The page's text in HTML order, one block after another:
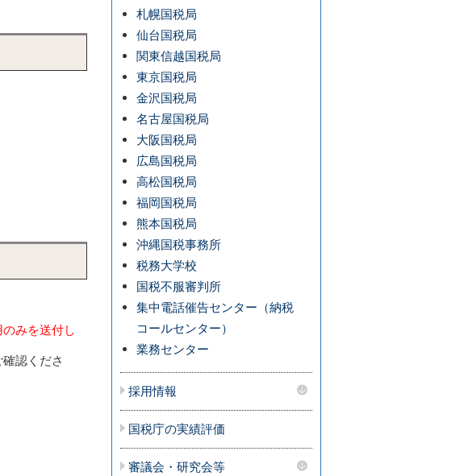
みを送付し
確認くださ
札幌国税局
仙台国税局
関東信越国税局
東京国税局
金沢国税局
名古屋国税局
大阪国税局
広島国税局
高松国税局
福岡国税局
熊本国税局
沖縄国税事務所
税務大学校
国税不服審判所
集中電話催告センター（納税
コールセンター）
業務センター
採用情報
国税庁の実績評価
審議会・研究会等